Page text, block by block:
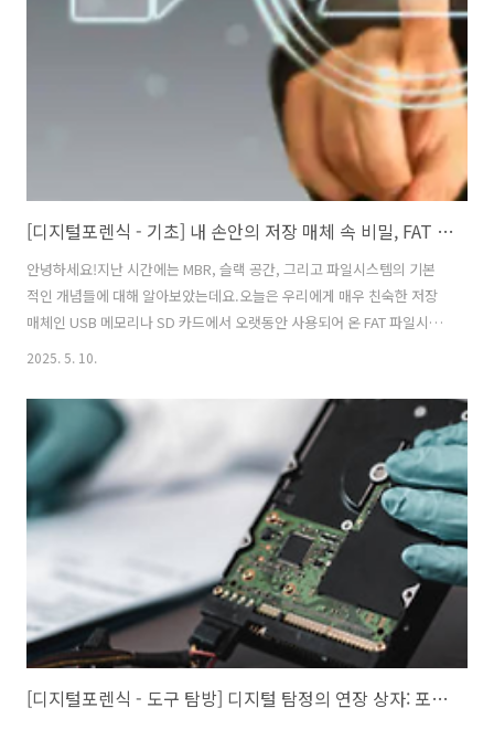
혹은 Time Machine 백업 볼륨 등을 분석해야 할 상황은 여전히 존재합
[디지털포렌식 - 기초] 내 손안의 저장 매체 속 비밀, FAT 파일 시스템 파헤치기
안녕하세요!지난 시간에는 MBR, 슬랙 공간, 그리고 파일시스템의 기본
적인 개념들에 대해 알아보았는데요.오늘은 우리에게 매우 친숙한 저장
매체인 USB 메모리나 SD 카드에서 오랫동안 사용되어 온 FAT 파일시스
템에 대해 좀 더 깊이 있게 파헤쳐 보는 시간을 갖도록 하겠습니다.1. 들
지?"라고 생각하실 수도 있지만, 사실 우리는 알게 모르게 FAT 파일시스
템을 매일같이 접하고 있습니다. 당장 주머니 속에 있는 USB 메모리, 디
지털카메라의 SD 카드, 심지어 예전 MP3 플레이어까지! 이 많은 휴대용
저장 장치들이 바로 FAT 파일시스템을 기반으로 파일을 저장하고 관리해
왔습니다. 디지털 포렌식에서 파일시스템을 이해하는 것은 마치 탐정..
2025. 5. 10.
[디지털포렌식 - 도구 탐방] 디지털 탐정의 연장 상자: 포렌식 도구의 세계 (PC, 모바일, 대용량 분석, 최신 동향까지!)